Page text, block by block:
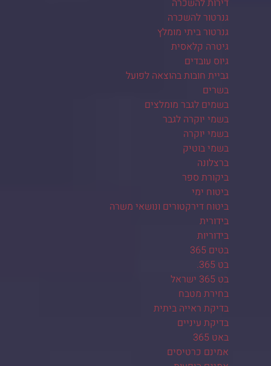
דירות להשכרה
גנרטור להשכרה
גנרטור ביתי מומלץ
גיטרה קלאסית
גיוס עובדים
גביית חובות בהוצאה לפועל
בשרים
בשמים לגבר מומלצים
בשמי יוקרה לגבר
בשמי יוקרה
בשמי בוטיק
ברצלונה
ביקורת ספר
ביטוח ימי
ביטוח דירקטורים ונושאי משרה
בידורית
בידוריות
בטים 365
בט 365.
בט 365 ישראל
בחירת מטבח
בדיקת ראייה ביתית
בדיקת עיניים
באט 365
אמינם כרטיסים